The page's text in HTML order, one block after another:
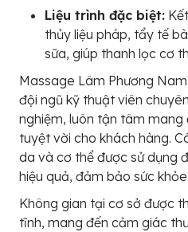
Liệu trình đặc biệt:
thủy liệu pháp, tẩy tế
sữa, giúp thanh lọc cơ
Massage Lâm Phương
đội ngũ kỹ thuật viên
nghiệm, luôn tận tâm mang
tuyệt vời cho khách hàng.
da và cơ thể được sử dụng
hiệu quả, đảm bảo sức
Không gian tại cơ sở được
tĩnh, mang đến cảm giác